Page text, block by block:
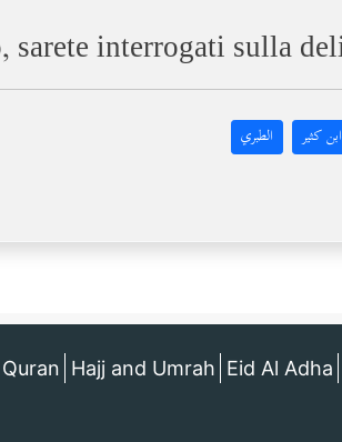
interrogati sulla
ابن كثير الطبري
Hajj and Umrah Eid Al Adha